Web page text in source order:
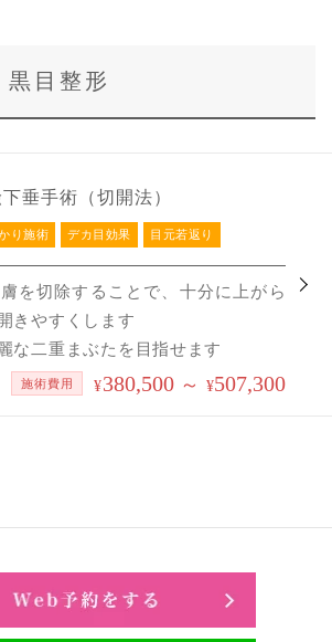
黒目整形
垂手術（切開法）
り施術 デカ目効果 目元若返り
を切除することで、十分に上がら
きやすくします
な二重まぶたを目指せます
施術費用 ¥380,500 ～ ¥507,300